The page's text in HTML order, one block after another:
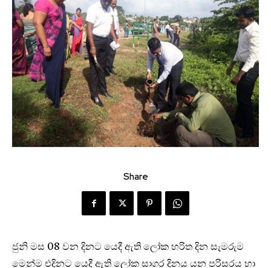
Share
ජුනි මස 08 වන දිනට යෙදී ඇති ලෝක හරිත දින සැමරුම
මෙන්ම එදිනට යෙදී ඇති ලෝක සාගර දිනය යන පරිසරය හා